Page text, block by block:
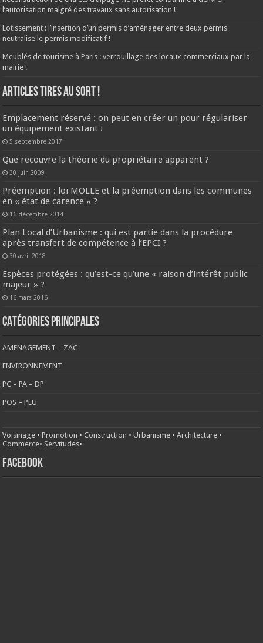
l’autorisation malgré des travaux sans autorisation !
Lotissement : l’insertion d’un permis d’aménager entre deux permis
neutralise le permis modificatif !
Meublés de tourisme à Paris : verrouillage des locaux commerciaux par la
mairie !
ARTICLES TIRES AU SORT !
Emplacement réservé : on peut en créer un pour régulariser
un équipement existant !
5 septembre 2017
Que recouvre la théorie du propriétaire apparent ?
30 juin 2009
Préemption : loi MOLLE et la préemption dans les communes
en « état de carence » ?
16 décembre 2014
Plan Local d’Urbanisme : qui est partie dans la procédure
après transfert de compétence à l’EPCI ?
30 avril 2018
Espèces protégées : qu’est-ce qu’une « raison d’intérêt public
majeur » ?
16 mars 2016
CATÉGORIES PRINCIPALES
AMENAGEMENT – ZAC
ENVIRONNEMENT
PC – PA – DP
POS – PLU
Voisinage •Promotion •Construction •Urbanisme •Architecture •
Commerce• Servitudes•
FACEBOOK